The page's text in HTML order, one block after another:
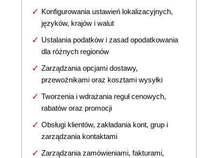
Konfigurowania ustawień lokalizacyjnych,
języków, krajów i walut
Ustalania podatków i zasad opodatkowania
dla różnych regionów
Zarządzania opcjami dostawy,
przewoźnikami oraz kosztami wysyłki
Tworzenia i wdrażania reguł cenowych,
rabatów oraz promocji
Obsługi klientów, zakładania kont, grup i
zarządzania kontaktami
Zarządzania zamówieniami, fakturami,